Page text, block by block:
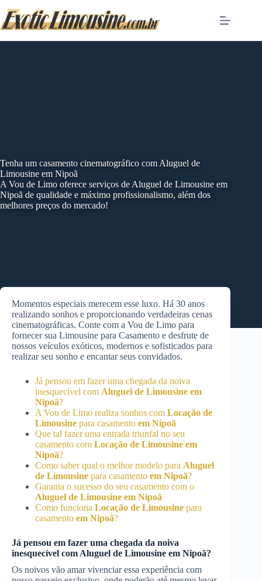
to
content
Tenha um casamento cinematográfico com Aluguel de
Limousine em Nipoã
A Vou de Limo oferece serviços de Aluguel de Limousine em
Nipoã de qualidade e máximo profissionalismo, além dos
melhores preços do mercado!
Momentos especiais merecem esse luxo. Há 30 anos
realizando sonhos e proporcionando verdadeiras cenas
cinematográficas. Conte com a Vou de Limo para
fornecer sua Limousine para Casamento e desfrute de
nossos veículos exóticos, modernos e sofisticados para
realizar seu sonho e encantar seus convidados.
Já pensou em fazer uma chegada da noiva
inesquecível com Aluguel de Limousine em
Nipoã?
A Vou de Limo realiza sonhos com Locação de
Limousine para casamento em Nipoã
Que tal fazer uma entrada triunfal no seu
casamento com Locação de Limousine em
Nipoã?
Como saber qual o melhor modelo para Aluguel
de Limousine para casamento em Nipoã?
Garanta o sucesso do seu casamento com o
Aluguel de Limousine em Nipoã
Como funciona Locação de Limousine para
casamento em Nipoã?
Já pensou em fazer uma chegada da noiva
inesquecível com Aluguel de Limousine em Nipoã?
Os noivos vão amar vivenciar essa experiência com